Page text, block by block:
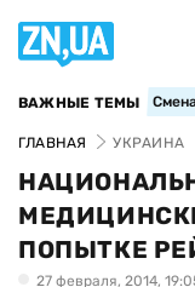
ВАЖНЫЕ ТЕМЫ
ГЛАВНАЯ УКРАИНА
ПОПЫТКЕ
27 февраля, 2014,